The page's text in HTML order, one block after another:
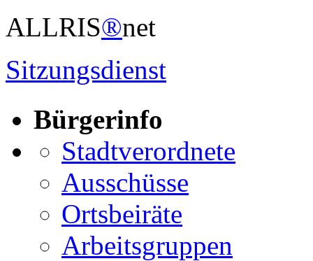
ALLRIS®net
Sitzungsdienst
Bürgerinfo
Stadtverordnete
Ausschüsse
Ortsbeiräte
Arbeitsgruppen